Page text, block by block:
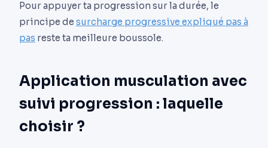
Pour appuyer ta progression sur la durée, le
principe de surcharge progressive expliqué pas à
pas reste ta meilleure boussole.
Application musculation avec
suivi progression : laquelle
choisir ?